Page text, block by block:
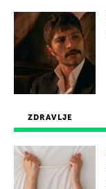
ZDRAVLJE